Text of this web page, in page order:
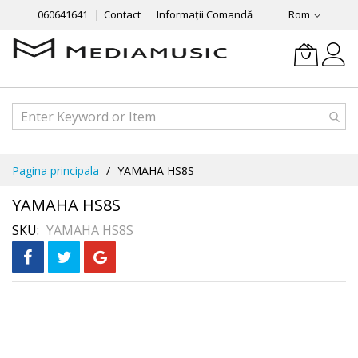
060641641 Contact Informații Comandă Rom
Continut
Pagina principala YAMAHA HS8S
YAMAHA HS8S
SKU YAMAHA HS8S